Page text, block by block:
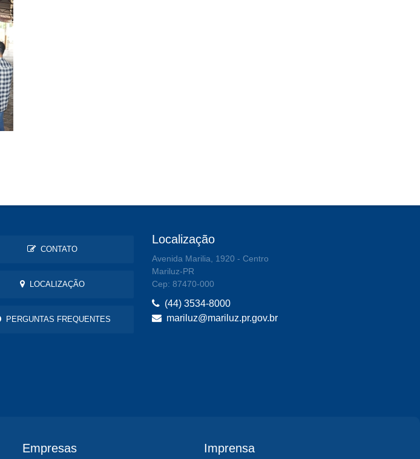
CONTATO
LOCALIZAÇÃO
PERGUNTAS FREQUENTES
Localização
Avenida Marilia, 1920 - Centro
Mariluz-PR
Cep: 87470-000
(44) 3534-8000
mariluz@mariluz.pr.gov.br
Empresas Imprensa